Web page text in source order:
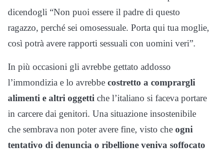
dicendogli “Non puoi essere il padre di questo
ragazzo, perché sei omosessuale. Porta qui tua moglie,
così potrà avere rapporti sessuali con uomini veri”.
In più occasioni gli avrebbe gettato addosso
l’immondizia e lo avrebbe costretto a comprargli
alimenti e altri oggetti che l’italiano si faceva portare
in carcere dai genitori. Una situazione insostenibile
che sembrava non poter avere fine, visto che ogni
tentativo di denuncia o ribellione veniva soffocato